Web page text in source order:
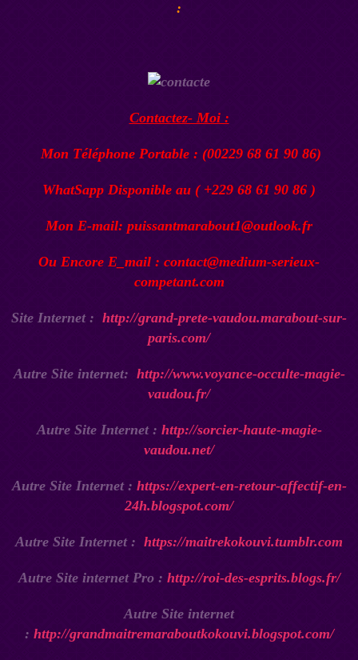
:
Contactez- Moi :
Mon Téléphone Portable : (00229 68 61 90 86)
WhatSapp Disponible au ( +229 68 61 90 86 )
Mon E-mail: puissantmarabout1@outlook.fr
Ou Encore E_mail : contact@medium-serieux-
competant.com
Site Internet : http://grand-prete-vaudou.marabout-sur-
paris.com/
Autre Site internet: http://www.voyance-occulte-magie-
vaudou.fr/
Autre Site Internet : http://sorcier-haute-magie-
vaudou.net/
Autre Site Internet : https://expert-en-retour-affectif-en-
24h.blogspot.com/
Autre Site Internet : https://maitrekokouvi.tumblr.com
Autre Site internet Pro : http://roi-des-esprits.blogs.fr/
Autre Site internet
: http://grandmaitremaraboutkokouvi.blogspot.com/